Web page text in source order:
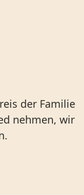
der Familie
nehmen, wir